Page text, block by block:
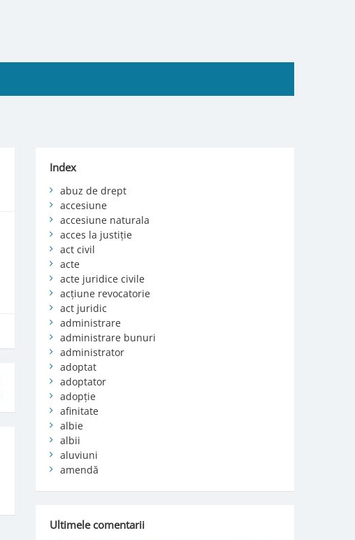
Index
abuz de drept
accesiune
accesiune naturala
acces la justiție
act civil
acte
acte juridice civile
acțiune revocatorie
act juridic
administrare
administrare bunuri
administrator
adoptat
adoptator
adopție
afinitate
albie
albii
aluviuni
amendă
Ultimele comentarii